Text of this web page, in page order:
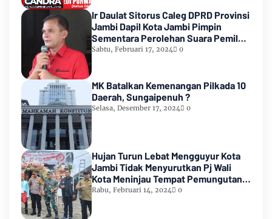
Ir Daulat Sitorus Caleg DPRD Provinsi
Jambi Dapil Kota Jambi Pimpin
Sementara Perolehan Suara Pemilu
2024
Sabtu, Februari 17, 2024 0
MK Batalkan Kemenangan Pilkada 10
Daerah, Sungaipenuh ?
Selasa, Desember 17, 2024 0
Hujan Turun Lebat Mengguyur Kota
Jambi Tidak Menyurutkan Pj Wali
Kota Meninjau Tempat Pemungutan
Suara Pemilu 2024
Rabu, Februari 14, 2024 0